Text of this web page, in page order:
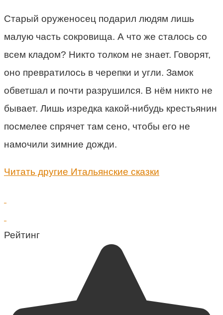
Старый оруженосец подарил людям лишь
малую часть сокровища. А что же сталось со
всем кладом? Никто толком не знает. Говорят,
оно превратилось в черепки и угли. Замок
обветшал и почти разрушился. В нём никто не
бывает. Лишь изредка какой-нибудь крестьянин
посмелее спрячет там сено, чтобы его не
намочили зимние дожди.
Читать другие Итальянские сказки
Рейтинг